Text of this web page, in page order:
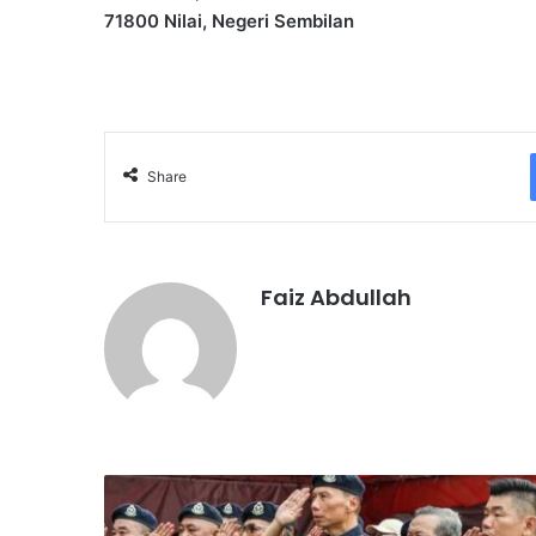
71800 Nilai, Negeri Sembilan
Share
Faiz Abdullah
e